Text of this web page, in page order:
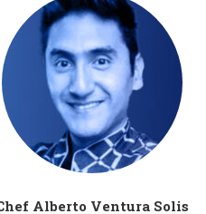
Alberto Ventura Solis